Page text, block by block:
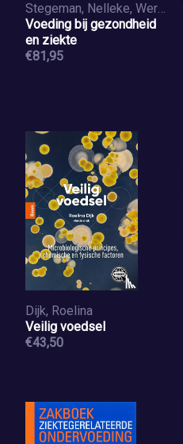
Stegeman, Nelleke, Werkman, Andrea, Thimister, Erwin, Brummelman, Annemarie
Voeding bij gezondheid
en ziekte
€81,95
Dijk, Roelina
Veilig voedsel
€43,50